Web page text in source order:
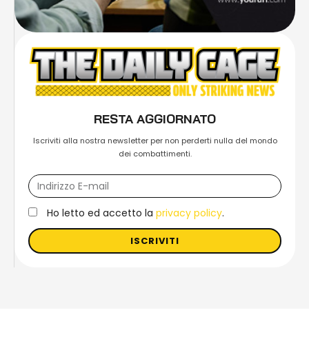
RESTA AGGIORNATO
Iscriviti alla nostra newsletter per non perderti nulla del mondo
dei combattimenti.
Ho letto ed accetto la privacy policy.
ISCRIVITI